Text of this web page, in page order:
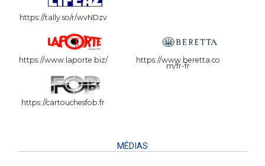
https://tally.so/r/wvNDzv
https://www.laporte.biz/ https://www.beretta.co
m/fr-fr
https://cartouchesfob.fr
MÉDIAS